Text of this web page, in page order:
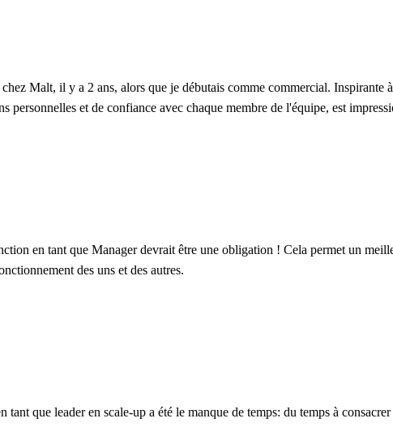
Malt, il y a 2 ans, alors que je débutais comme commercial.
personnelles et de confiance avec chaque membre de l'équipe, est
en tant que Manager devrait être une obligation ! Cela permet un
des uns et des autres.
tant que leader en scale-up a été le manque de temps: du temps à